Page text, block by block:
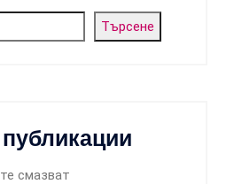
Търсене
смазват